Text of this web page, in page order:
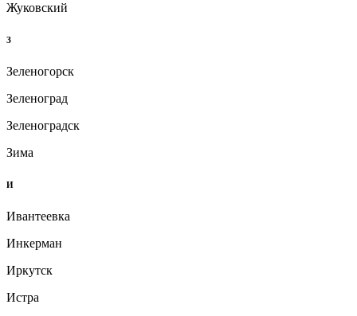
Жуковский
З
Зеленогорск
Зеленоград
Зеленоградск
Зима
И
Ивантеевка
Инкерман
Иркутск
Истра